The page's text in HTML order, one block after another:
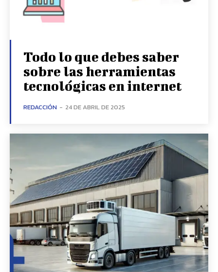
Todo lo que debes saber
sobre las herramientas
tecnológicas en internet
REDACCIÓN - 24 DE ABRIL DE 2025